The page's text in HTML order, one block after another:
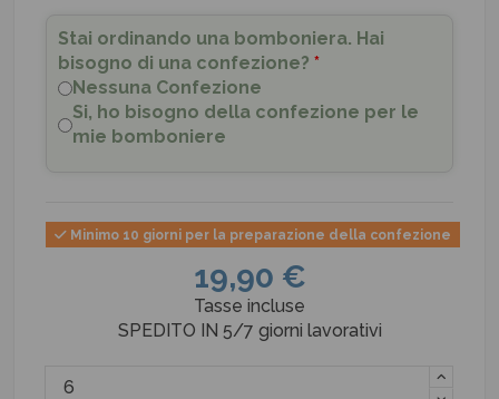
Stai ordinando una bomboniera. Hai
bisogno di una confezione? *
Nessuna Confezione
Si, ho bisogno della confezione per le
mie bomboniere
Minimo 10 giorni per la preparazione della confezione
19,90 €
Tasse incluse
SPEDITO IN 5/7 giorni lavorativi